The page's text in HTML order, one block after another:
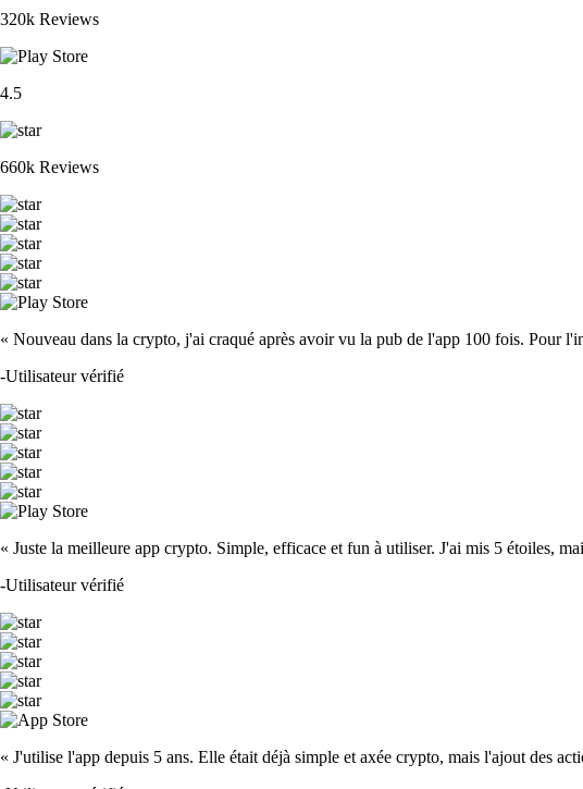
320k Reviews
4.5
660k Reviews
« Nouveau dans la crypto, j'ai craqué après avoir vu la pub de l'app 100 fois. Pour
-Utilisateur vérifié
« Juste la meilleure app crypto. Simple, efficace et fun à utiliser. J'ai mis 5 étoiles,
-Utilisateur vérifié
« J'utilise l'app depuis 5 ans. Elle était déjà simple et axée crypto, mais l'ajout des